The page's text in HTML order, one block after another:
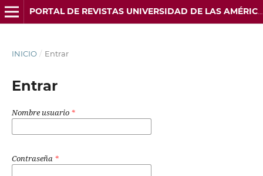
PORTAL DE REVISTAS UNIVERSIDAD DE LAS AMÉRICAS
INICIO / Entrar
Entrar
Nombre usuario *
Contraseña *